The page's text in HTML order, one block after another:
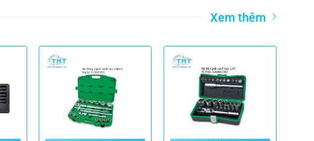
Xem thêm